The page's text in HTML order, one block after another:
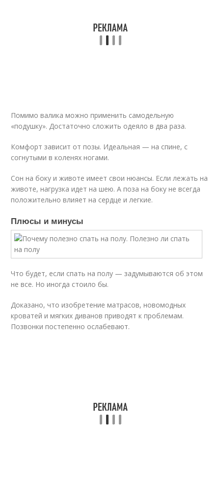
Помимо валика можно применить самодельную
«подушку». Достаточно сложить одеяло в два раза.
Комфорт зависит от позы. Идеальная — на спине, с
согнутыми в коленях ногами.
Сон на боку и животе имеет свои нюансы. Если лежать на
животе, нагрузка идет на шею. А поза на боку не всегда
положительно влияет на сердце и легкие.
Плюсы и минусы
Что будет, если спать на полу — задумываются об этом
не все. Но иногда стоило бы.
Доказано, что изобретение матрасов, новомодных
кроватей и мягких диванов приводят к проблемам.
Позвонки постепенно ослабевают.